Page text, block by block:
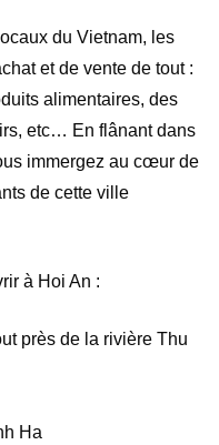
du Vietnam, les
et de vente de tout :
alimentaires, des
etc… En flânant dans
immergez au cœur de
de cette ville
à Hoi An :
près de la rivière Thu
Ha